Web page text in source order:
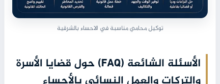
توكيل محامي مناسبة في الاحساء بالشرقية
الأسئلة الشائعة (FAQ) حول قضايا الأسرة